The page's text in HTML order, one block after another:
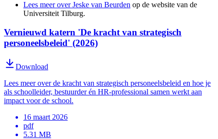
Lees meer over Jeske van Beurden op de website van de
Universiteit Tilburg.
Vernieuwd katern 'De kracht van strategisch
personeelsbeleid' (2026)
Download
Lees meer over de kracht van strategisch personeelsbeleid en hoe je
als schoolleider, bestuurder én HR-professional samen werkt aan
impact voor de school.
16 maart 2026
pdf
5.31 MB